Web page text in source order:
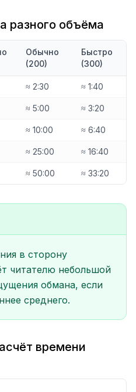
разного объёма
Обычно
(200)
Быстро
(300)
≈ 2:30 ≈ 1:40
≈ 5:00 ≈ 3:20
≈ 10:00 ≈ 6:40
≈ 25:00 ≈ 16:40
≈ 50:00 ≈ 33:20
в сторону
читателю небольшой
обмана, если
среднего.
времени